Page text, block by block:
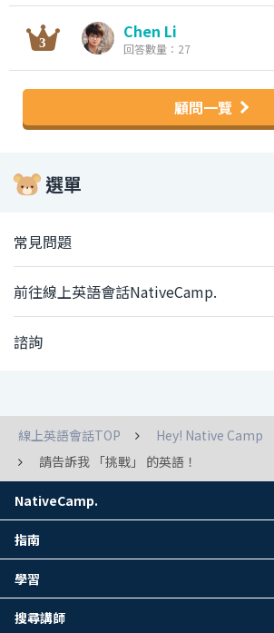
Chen Li
回答數量：27
顧問一覽
選單
常見問題
前往線上英語會話NativeCamp.
諮詢
線上英語會話TOP
Hey! Native Camp
請告訴我 「挑戰」 的英語！
NativeCamp.
指南
學習
搜尋講師